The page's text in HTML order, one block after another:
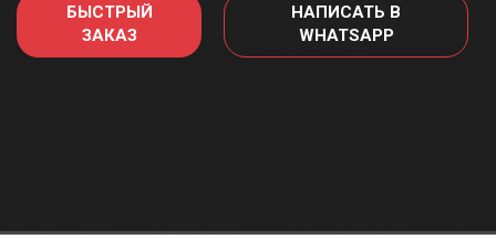
БЫСТРЫЙ
ЗАКАЗ
НАПИСАТЬ В
WHATSAPP